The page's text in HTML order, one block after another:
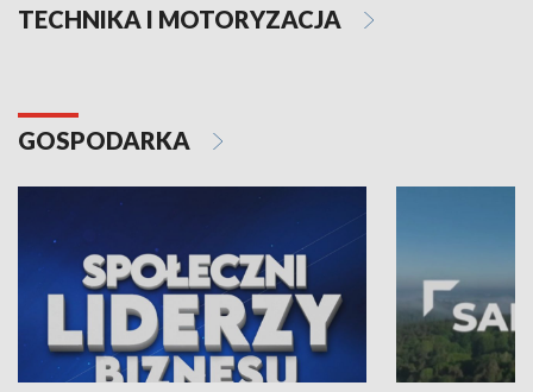
TECHNIKA I MOTORYZACJA
GOSPODARKA